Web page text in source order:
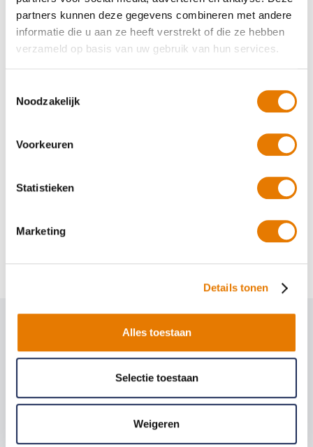
partners kunnen deze gegevens combineren met andere
informatie die u aan ze heeft verstrekt of die ze hebben
verzameld op basis van uw gebruik van hun services.
Noodzakelijk
Voorkeuren
Statistieken
Marketing
Details tonen
Alles toestaan
Selectie toestaan
Weigeren
uiteraard op de hoogte van de ontwikkelingen en onze visie op de
branche als geheel.
Deel dit artikel
heen